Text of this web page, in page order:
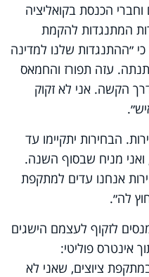
הכנסת בקואליציה
המתנגדות להקמת
״ההתנגדות שלנו למדינה
עזה תפורז והחמאס
הקשה. אני לא זקוק
הבחירות יתקיימו עד
ואני מניח שבסוף השנה.
אנחנו עדים למתקפת
לה״.
לזקוף לעצמם הישגים
אינטרס פוליטי:
ציוצים, שאני לא